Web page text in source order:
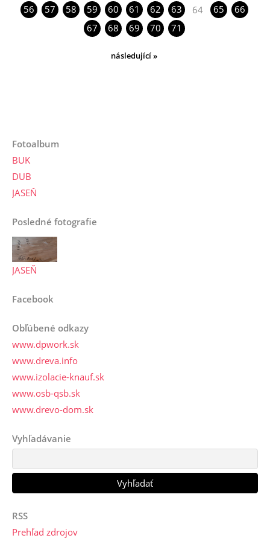
56
57 58 59 60 61 62 63 64 65
66
67
68 69 70 71
následující »
Fotoalbum
BUK
DUB
JASEŇ
Posledné fotografie
JASEŇ
Facebook
Obľúbené odkazy
www.dpwork.sk
www.dreva.info
www.izolacie-knauf.sk
www.osb-qsb.sk
www.drevo-dom.sk
Vyhľadávanie
RSS
Prehľad zdrojov